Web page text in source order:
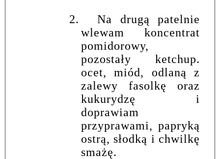
2.
Na drugą patelnie
wlewam koncentrat
pomidorowy,
pozostały ketchup.
ocet, miód, odlaną z
zalewy fasolkę oraz
kukurydzę i
doprawiam
przyprawami, papryką
ostrą, słodką i chwilkę
smażę.